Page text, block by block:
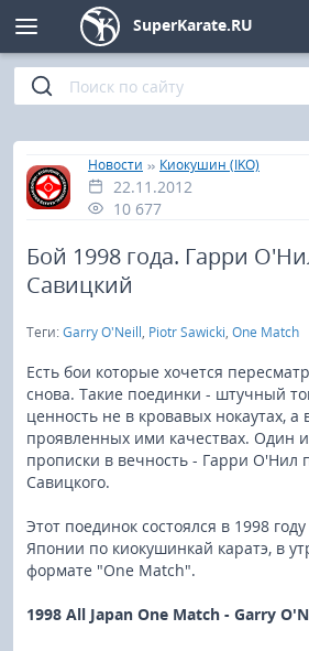
SuperKarate.RU
Главная
»
Новости » Киокушин (IKO)
22.11.2012
10 677
Бой 1998 года. Гарри
Савицкий
Теги:Garry O'Neill, Piotr Sawicki, One Match
Есть бои которые хочется
снова. Такие поединки - штучный
ценность не в кровавых нокаутах, а
проявленных ими качествах. Один
прописки в вечность - Гарри О'Нил
Савицкого.
Этот поединок состоялся в 1998
Японии по киокушинкай каратэ, в
формате "One Match".
1998 All Japan One Match - Garry
Киокушинкай
Кёкусин (IFK)
Шинкиокушинкай
Кекусин-кан
Бокс
UFC и MMA
Муай тай
Фото
Видео
Интервью
Статьи
Уроки каратэ
Файлы
Библиотека